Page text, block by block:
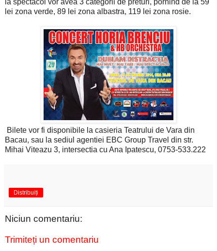
lei zona verde, 89 lei zona albastra, 119 lei zona rosie.
Bilete vor fi disponibile la casieria Teatrului de Vara din
Bacau, sau la sediul agentiei EBC Group Travel din str.
Mihai Viteazu 3, intersectia cu Ana Ipatescu, 0753-533.222
Distribuiți
Niciun comentariu:
Trimiteți un comentariu